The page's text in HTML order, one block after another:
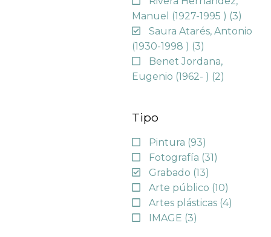
Manuel (1927-1995 ) (3)
Saura Atarés, Antonio
(1930-1998 ) (3)
Benet Jordana,
Eugenio (1962- ) (2)
Tipo
Pintura (93)
Fotografía (31)
Grabado (13)
Arte público (10)
Artes plásticas (4)
IMAGE (3)